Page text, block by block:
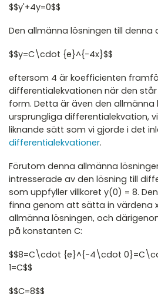
$$y'+4y=0$$
Den allmänna lösningen till
$$y=C\cdot {e}^{-4x}$$
eftersom 4 är koefficienten
differentialekvationen när den
form. Detta är även den allmänna
ursprungliga differentialekvation,
liknande sätt som vi gjorde i det
differentialekvationer.
Förutom denna allmänna
intresserade av den lösning till
som uppfyller villkoret y(0) = 8.
finna genom att sätta in värdena
allmänna lösningen, och
på konstanten C:
$$8=C\cdot {e}^{-4\cdot
1=C$$
$$C=8$$